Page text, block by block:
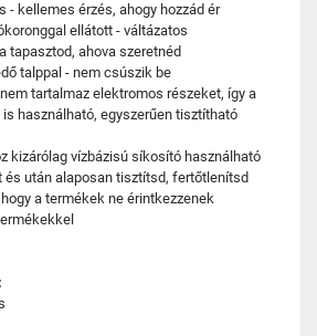
- kellemes érzés, ahogy hozzád ér
ellátott - váltázatos
tapasztod, ahova szeretnéd
talppal - nem csúszik be
tartalmaz elektromos részeket, így a
is használható, egyszerűen tisztítható
kizárólag vízbázisú síkosító használható
és után alaposan tisztítsd, fertőtlenítsd
a termékek ne érintkezzenek